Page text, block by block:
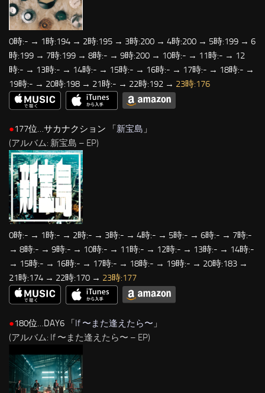
0時:- → 1時:194 → 2時:195 → 3時:200 → 4時:200 → 5時:199 → 6
時:199 → 7時:199 → 8時:- → 9時:200 → 10時:- → 11時:- → 12
時:- → 13時:- → 14時:- → 15時:- → 16時:- → 17時:- → 18時:- →
19時:- → 20時:198 → 21時:- → 22時:192 → 23時:176
●177位…サカナクション 「 新宝島 」
(アルバム: 新宝島 – EP)
0時:- → 1時:- → 2時:- → 3時:- → 4時:- → 5時:- → 6時:- → 7時:-
→ 8時:- → 9時:- → 10時:- → 11時:- → 12時:- → 13時:- → 14時:-
→ 15時:- → 16時:- → 17時:- → 18時:- → 19時:- → 20時:183 →
21時:174 → 22時:170 → 23時:177
●180位…DAY6 「If 〜また逢えたら〜 」
(アルバム: If 〜また逢えたら〜 – EP)